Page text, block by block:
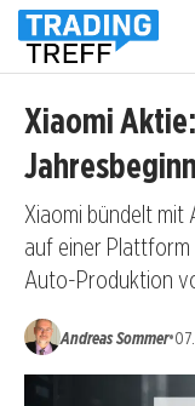
Xiaomi
Jahresbeginn
Xiaomi bündelt mit
auf einer
Auto-Produktion
Andreas Sommer•